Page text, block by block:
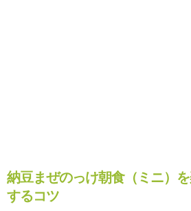
納豆まぜのっけ朝食（ミニ）
するコツ